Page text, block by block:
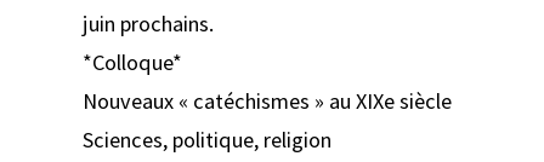
juin prochains.
*Colloque*
Nouveaux « catéchismes » au XIXe siècle
Sciences, politique, religion